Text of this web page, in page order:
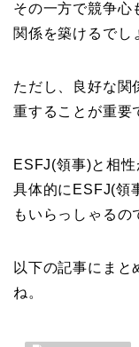
その一方で競争心
関係を築けるでし
ただし、良好な関
重することが重要
ESFJ(領事)と相性
具体的にESFJ(領
もいらっしゃるの
以下の記事にまと
ね。